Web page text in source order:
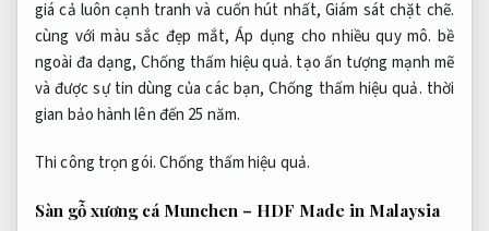
giá cả luôn cạnh tranh và cuốn hút nhất,Giám sát chặt chẽ.
cùng với màu sắc đẹp mắt,Áp dụng cho nhiều quy mô. bề
ngoài đa dạng, Chống thấm hiệu quả. tạo ấn tượng mạnh mẽ
và được sự tin dùng của các bạn,Chống thấm hiệu quả. thời
gian bảo hành lên đến 25 năm.
Thi công trọn gói.Chống thấm hiệu quả.
Sàn gỗ xương cá Munchen – HDF Made in Malaysia